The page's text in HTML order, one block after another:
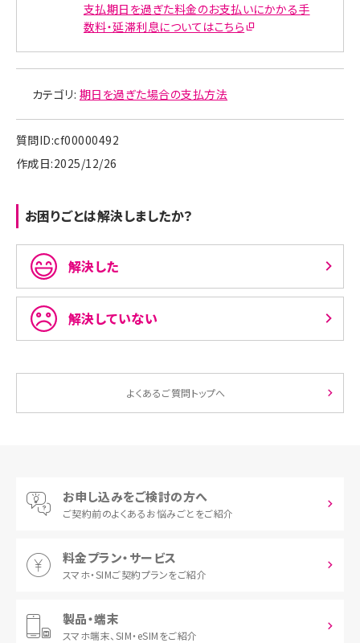
支払期日を過ぎた料金のお支払いにかかる手
数料・延滞利息についてはこちら
カテゴリ: 期日を過ぎた場合の支払方法
質問ID:cf00000492
作成日:2025/12/26
お困りごとは解決しましたか？
解決した
解決していない
よくあるご質問トップへ
お申し込みをご検討の方へ
ご契約前のよくあるお悩みごとをご紹介
料金プラン・サービス
スマホ・SIMご契約プランをご紹介
製品・端末
スマホ端末、 SIM・eSIMをご紹介